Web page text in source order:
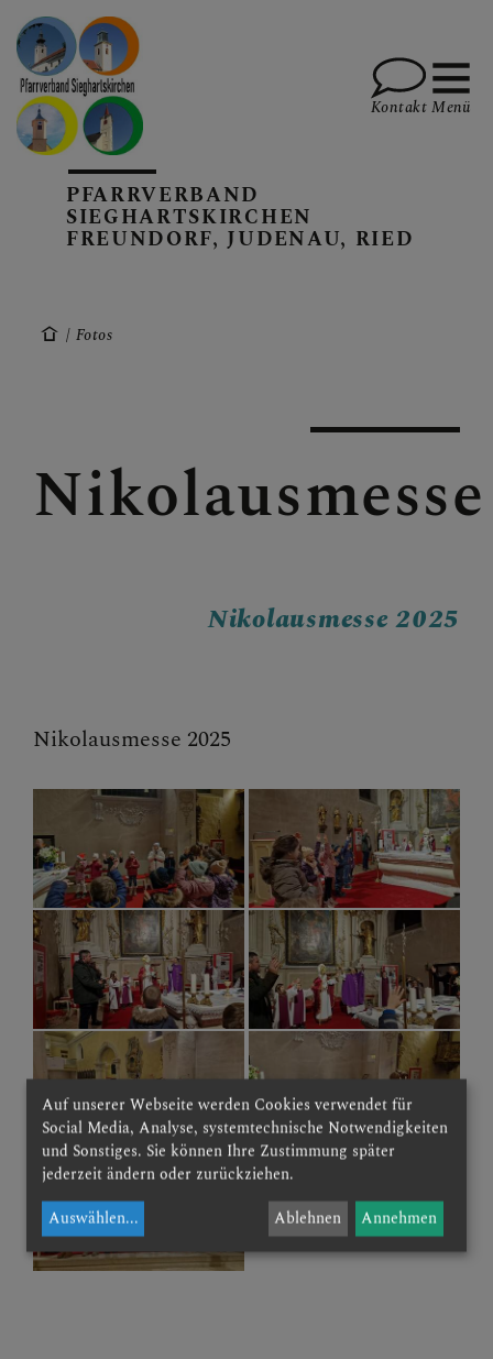
PFARREN UND TEAM
FEIERN, SPIRITUALITÄT
AKTUELLES, TERMINE,
INFOS, BERICHTE
PFARRVERBAND
SIEGHARTSKIRCHEN
FREUNDORF, JUDENAU, RIED
Kontakt Menü
Fotos
Nikolausmesse
Nikolausmesse 2025
Nikolausmesse 2025
Auf unserer Webseite werden Cookies verwendet für
Social Media, Analyse, systemtechnische Notwendigkeiten
und Sonstiges. Sie können Ihre Zustimmung später
jederzeit ändern oder zurückziehen.
Auswählen... Ablehnen Annehmen